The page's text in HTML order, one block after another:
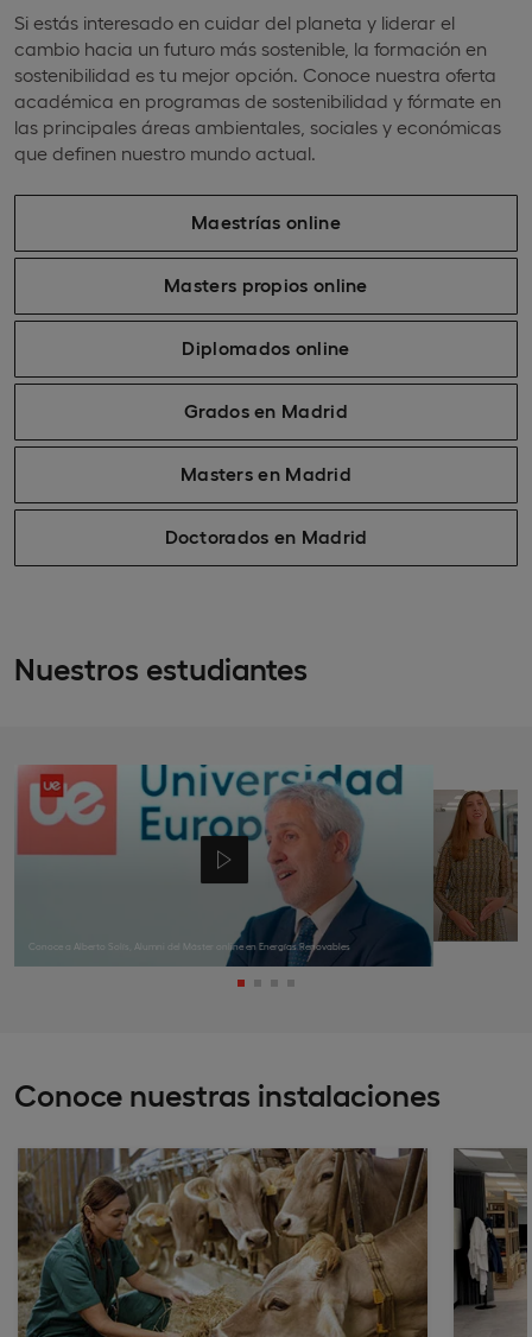
Si estás interesado en cuidar del planeta y liderar el
cambio hacia un futuro más sostenible, la formación en
sostenibilidad es tu mejor opción. Conoce nuestra oferta
académica en programas de sostenibilidad y fórmate en
las principales áreas ambientales, sociales y económicas
que definen nuestro mundo actual.
Maestrías online
Masters propios online
Diplomados online
Grados en Madrid
Masters en Madrid
Doctorados en Madrid
Nuestros estudiantes
Conoce a Alberto Solís, Alumni del Máster online en Energías Renovables
Conoce nuestras instalaciones